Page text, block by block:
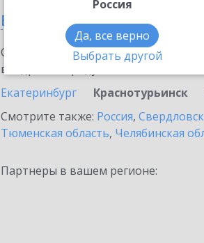
Россия
Да, все верно
Выбрать другой
в Краснотурьинске
Ознакомьтесь с информационными
внедрение продукта.
Екатеринбург
Краснотурьинск
Смотрите также: Россия,
Тюменская область, Челябинская
Партнеры в вашем регионе: